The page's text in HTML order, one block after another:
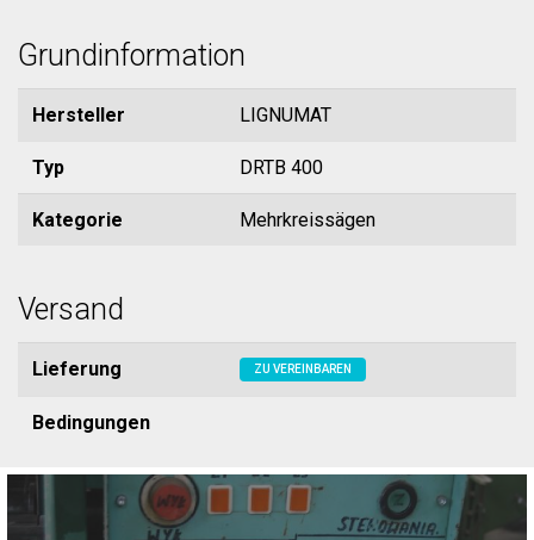
Grundinformation
Hersteller LIGNUMAT
Typ DRTB 400
Kategorie Mehrkreissägen
Versand
Lieferung ZU VEREINBAREN
Bedingungen